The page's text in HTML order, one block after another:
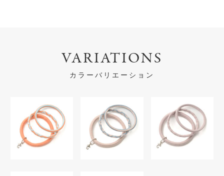
VARIATIONS
カラーバリエーション